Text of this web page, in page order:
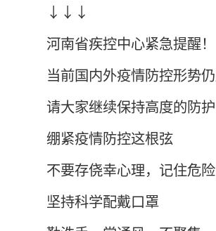
↓↓↓
河南省疾控中心紧急提醒！
当前国内外疫情防控形势
请大家继续保持高度的防
绷紧疫情防控这根弦
不要存侥幸心理，记住危
坚持科学配戴口罩